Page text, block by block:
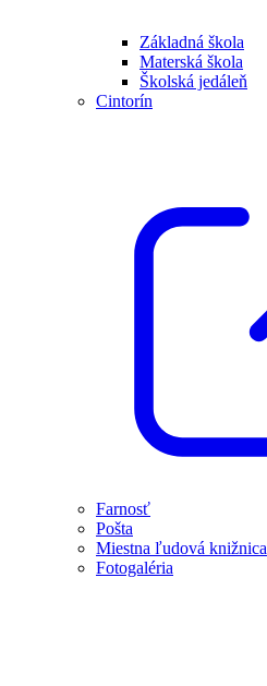
Základná škola
Materská škola
Školská jedáleň
Cintorín
Farnosť
Pošta
Miestna ľudová knižnica
Fotogaléria